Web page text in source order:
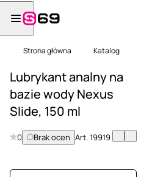
Strona główna Katalog
Lubrykant analny na
bazie wody Nexus
Slide, 150 ml
0 Brak ocen Art.19919